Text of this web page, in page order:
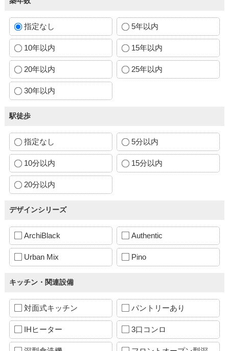
指定なし 5年以内
10年以内 15年以内
20年以内 25年以内
30年以内
駅徒歩
指定なし 5分以内
10分以内 15分以内
20分以内
デザインシリーズ
ArchiBlack Authentic
Urban Mix Pino
キッチン・関連設備
対面式キッチン パントリーあり
IHヒーター 3口コンロ